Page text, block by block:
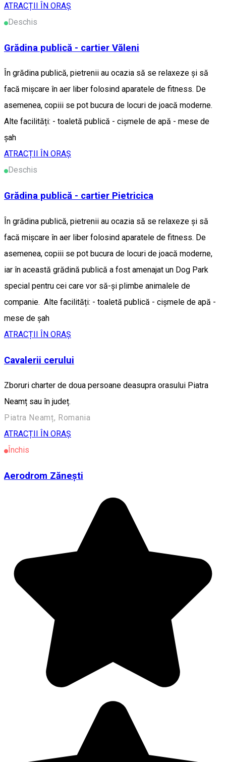
ATRACȚII ÎN ORAȘ
Deschis
Grădina publică - cartier Văleni
În grădina publică, pietrenii au ocazia să se relaxeze și să
facă mișcare în aer liber folosind aparatele de fitness. De
asemenea, copiii se pot bucura de locuri de joacă moderne.
Alte facilități: - toaletă publică - cișmele de apă - mese de
șah
ATRACȚII ÎN ORAȘ
Deschis
Grădina publică - cartier Pietricica
În grădina publică, pietrenii au ocazia să se relaxeze și să
facă mișcare în aer liber folosind aparatele de fitness. De
asemenea, copiii se pot bucura de locuri de joacă moderne,
iar în această grădină publică a fost amenajat un Dog Park
special pentru cei care vor să-și plimbe animalele de
companie. Alte facilități: - toaletă publică - cișmele de apă -
mese de șah
ATRACȚII ÎN ORAȘ
Cavalerii cerului
Zboruri charter de doua persoane deasupra orasului Piatra
Neamț sau în județ.
Piatra Neamț, Romania
ATRACȚII ÎN ORAȘ
Închis
Aerodrom Zănești